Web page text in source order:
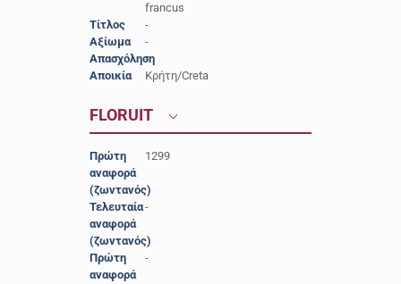
francus
Τίτλος
-
Αξίωμα
-
Απασχόληση
-
Αποικία
Κρήτη/Creta
FLORUIT
Πρώτη
αναφορά
(ζωντανός)
1299
Τελευταία
αναφορά
(ζωντανός)
-
Πρώτη
αναφορά
-